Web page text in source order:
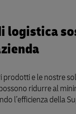
logistica
prodotti e le nostre
ridurre al
l’efficienza della